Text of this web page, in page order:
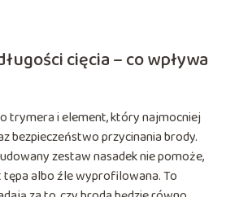
cięcia – co wpływa
trymera i element, który najmocniej
bezpieczeństwo przycinania brody.
zestaw nasadek nie pomoże,
albo źle wyprofilowana. To